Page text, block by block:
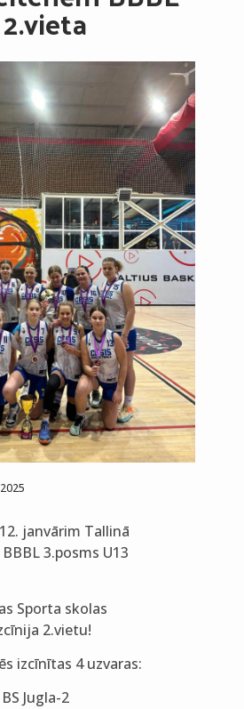
2.vieta
janvārim Tallinā
3.posms U13
Sporta skolas
2.vietu!
izcīnītas 4 uzvaras:
Jugla-2